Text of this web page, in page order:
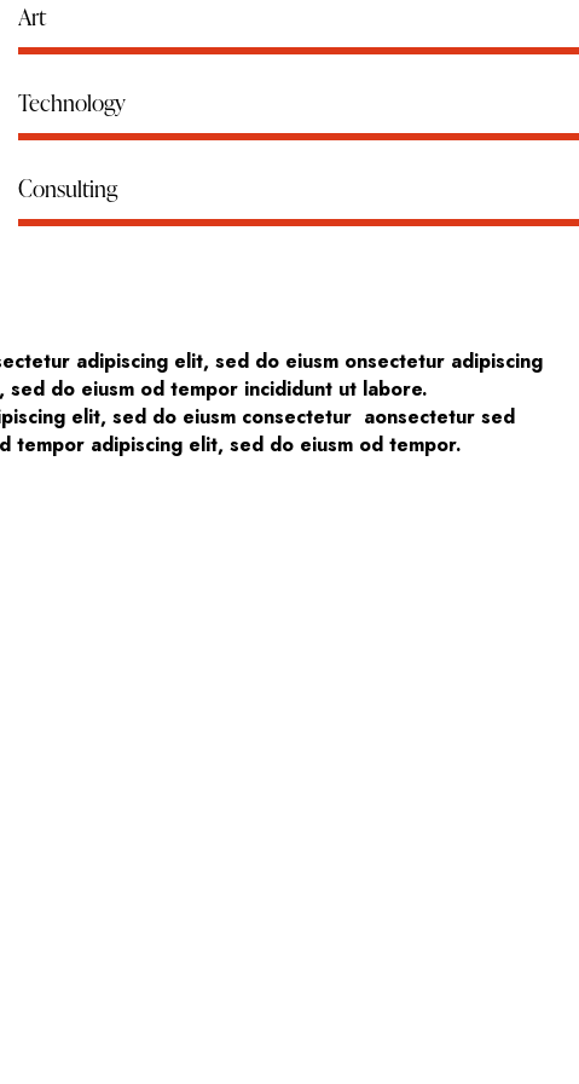
Art
Technology
Consulting
adipiscing elit, sed do eiusm onsectetur adipiscing
sed do eiusm od tempor incididunt ut labore.
elit, sed do eiusm consectetur aonsectetur sed
tempor adipiscing elit, sed do eiusm od tempor.